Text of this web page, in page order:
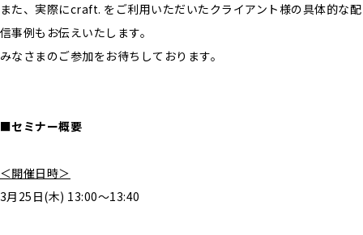
また、実際にcraft. をご利用いただいたクライアント様の具体的な配
信事例もお伝えいたします。
みなさまのご参加をお待ちしております。
■セミナー概要
＜開催日時＞
3月25日(木) 13:00～13:40